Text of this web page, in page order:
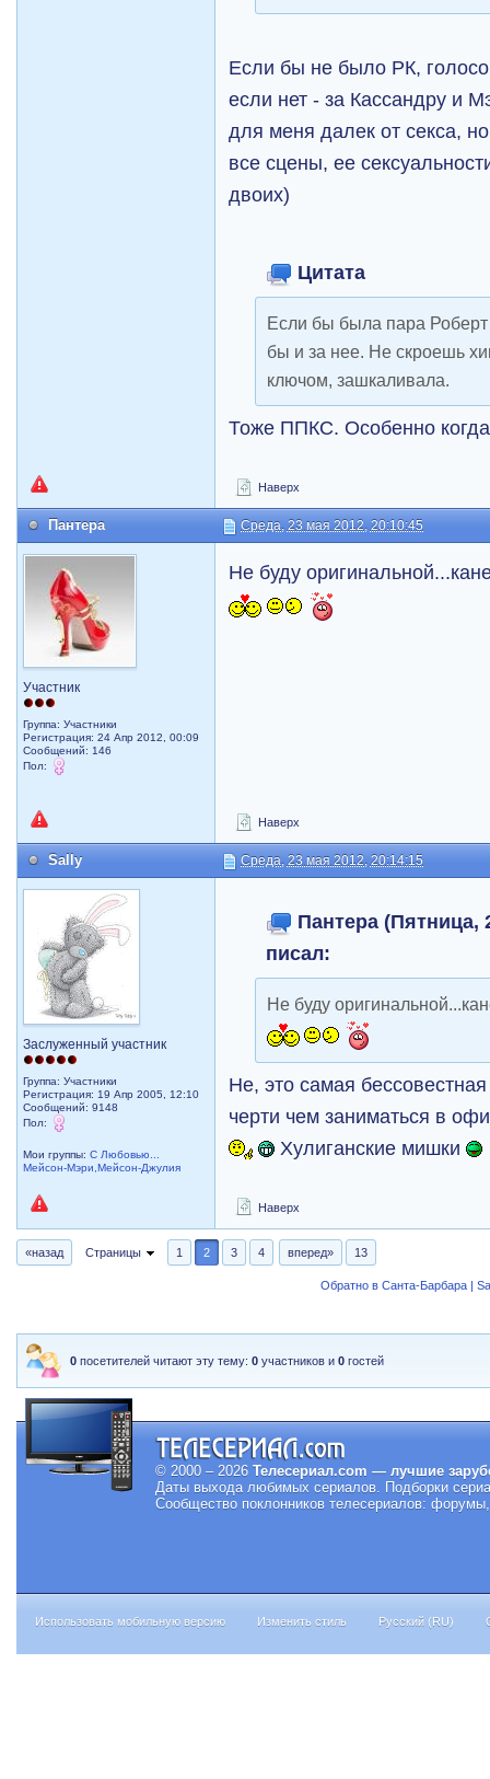
Если бы не было РК,
если нет - за Кассандру и
для меня далек от секса,
все сцены, ее
двоих)
Цитата
Если бы была пара
бы и за нее. Не скроешь
ключом, зашкаливала.
Тоже ППКС. Особенно
Наверх
Пантера Среда, 23 мая 2012, 20:10:45
Участник
Группа: Участники
Регистрация: 24 Апр 2012, 00:09
Сообщений: 146
Пол:
Не буду
Наверх
Sally Среда, 23 мая 2012, 20:14:15
Заслуженный участник
Группа: Участники
Регистрация: 19 Апр 2005, 12:10
Сообщений: 9148
Пол:
Мои группы:С Любовью...
Мейсон-Мэри,Мейсон-Джулия
Пантера (Пятница,
писал:
Не буду
Не, это самая
черти чем заниматься в
Хулиганские мишки
Наверх
«назад Страницы 1 2 3 4 вперед» 13
Обратно в Санта-Барбара |
0 посетителей читают эту тему:0 участников и0 гостей
© 2000 – 2026 Телесериал.com — лучшие
Даты выхода любимых сериалов. Подборки
Сообщество поклонников телесериалов:
Использовать мобильную версию Изменить стиль Русский (RU)